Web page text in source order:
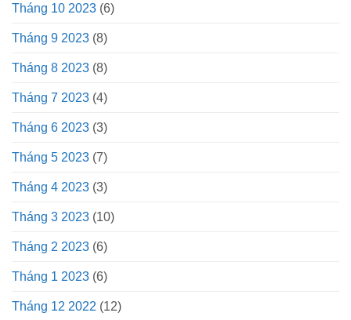
Tháng 10 2023 (6)
Tháng 9 2023 (8)
Tháng 8 2023 (8)
Tháng 7 2023 (4)
Tháng 6 2023 (3)
Tháng 5 2023 (7)
Tháng 4 2023 (3)
Tháng 3 2023 (10)
Tháng 2 2023 (6)
Tháng 1 2023 (6)
Tháng 12 2022 (12)